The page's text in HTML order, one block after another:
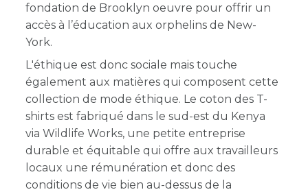
fondation de Brooklyn oeuvre pour offrir un
accès à l’éducation aux orphelins de New-
York.
L'éthique est donc sociale mais touche
également aux matières qui composent cette
collection de mode éthique. Le coton des T-
shirts est fabriqué dans le sud-est du Kenya
via Wildlife Works, une petite entreprise
durable et équitable qui offre aux travailleurs
locaux une rémunération et donc des
conditions de vie bien au-dessus de la